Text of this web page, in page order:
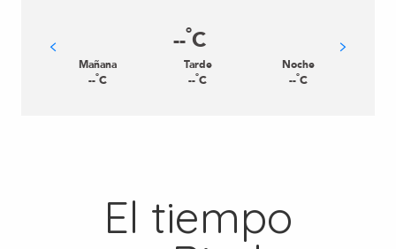
--°C
Mañana
--°C
Tarde
--°C
Noche
--°C
El tiempo